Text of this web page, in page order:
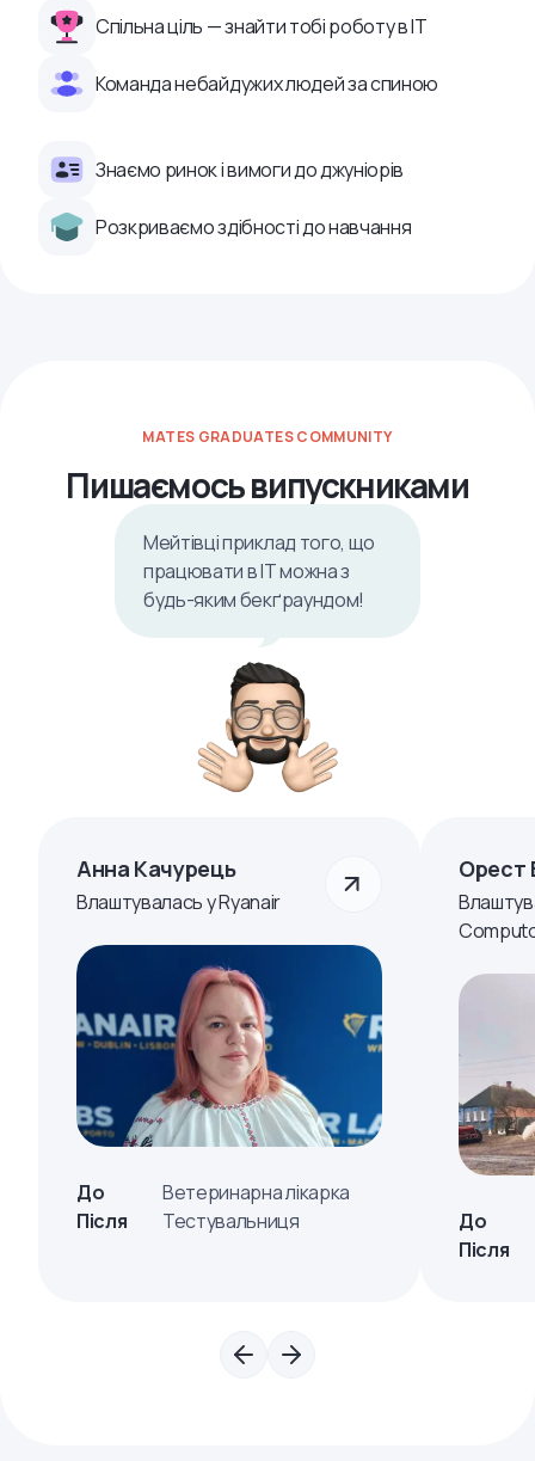
Спільна ціль — знайти тобі роботу в ІТ
Команда небайдужих людей за спиною
Знаємо ринок і вимоги до джуніорів
Розкриваємо здібності до навчання
MATES GRADUATES COMMUNITY
Пишаємось випускниками
Мейтівці приклад того, що
працювати в ІТ можна з
будь-яким бекґраундом!
Анна Качурець
Влаштувалась у Ryanair
До
Ветеринарна лікарка
Після
Тестувальниця
Орест
До
Після